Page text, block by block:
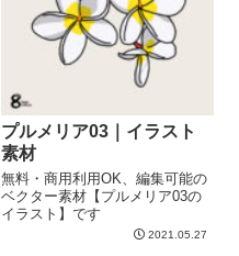
プルメリア03｜イラスト
素材
無料・商用利用OK、編集可能の
ベクター素材【プルメリア03の
イラスト】です
2021.05.27